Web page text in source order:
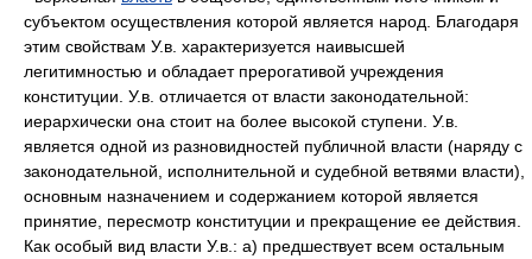
субъектом осуществления которой является народ. Благодаря
этим свойствам У.в. характеризуется наивысшей
легитимностью и обладает прерогативой учреждения
конституции. У.в. отличается от власти законодательной:
иерархически она стоит на более высокой ступени. У.в.
является одной из разновидностей публичной власти (наряду с
законодательной, исполнительной и судебной ветвями власти),
основным назначением и содержанием которой является
принятие, пересмотр конституции и прекращение ее действия.
Как особый вид власти У.в.: а) предшествует всем остальным